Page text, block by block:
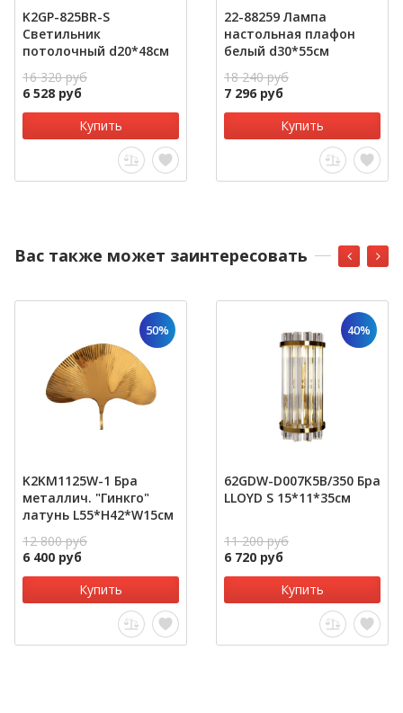
K2GP-825BR-S
Светильник
потолочный d20*48см
16 320 руб
6 528 руб
Купить
22-88259 Лампа
настольная плафон
белый d30*55см
18 240 руб
7 296 руб
Купить
Вас также может заинтересовать
50%
K2KM1125W-1 Бра
металлич. "Гинкго"
латунь L55*H42*W15см
12 800 руб
6 400 руб
Купить
40%
62GDW-D007K5B/350 Бра
LLOYD S 15*11*35см
11 200 руб
6 720 руб
Купить